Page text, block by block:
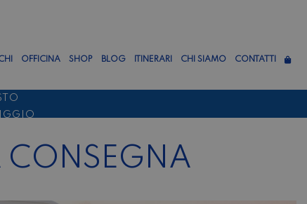
OFFICINA SHOP BLOG ITINERARI CHI SIAMO CONTATTI
CONSEGNA